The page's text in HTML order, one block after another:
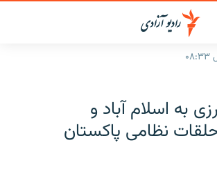
به اسلام آباد و
نظامی پاکستان